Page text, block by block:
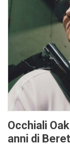
Occhiali
anni di